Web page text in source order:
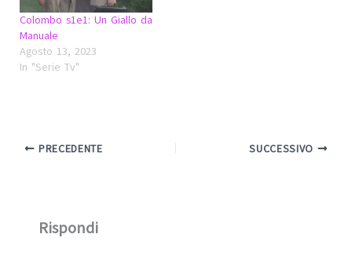
Colombo s1e1: Un Giallo da
Manuale
Agosto 13, 2023
In "Serie Tv"
PRECEDENTE SUCCESSIVO
Rispondi